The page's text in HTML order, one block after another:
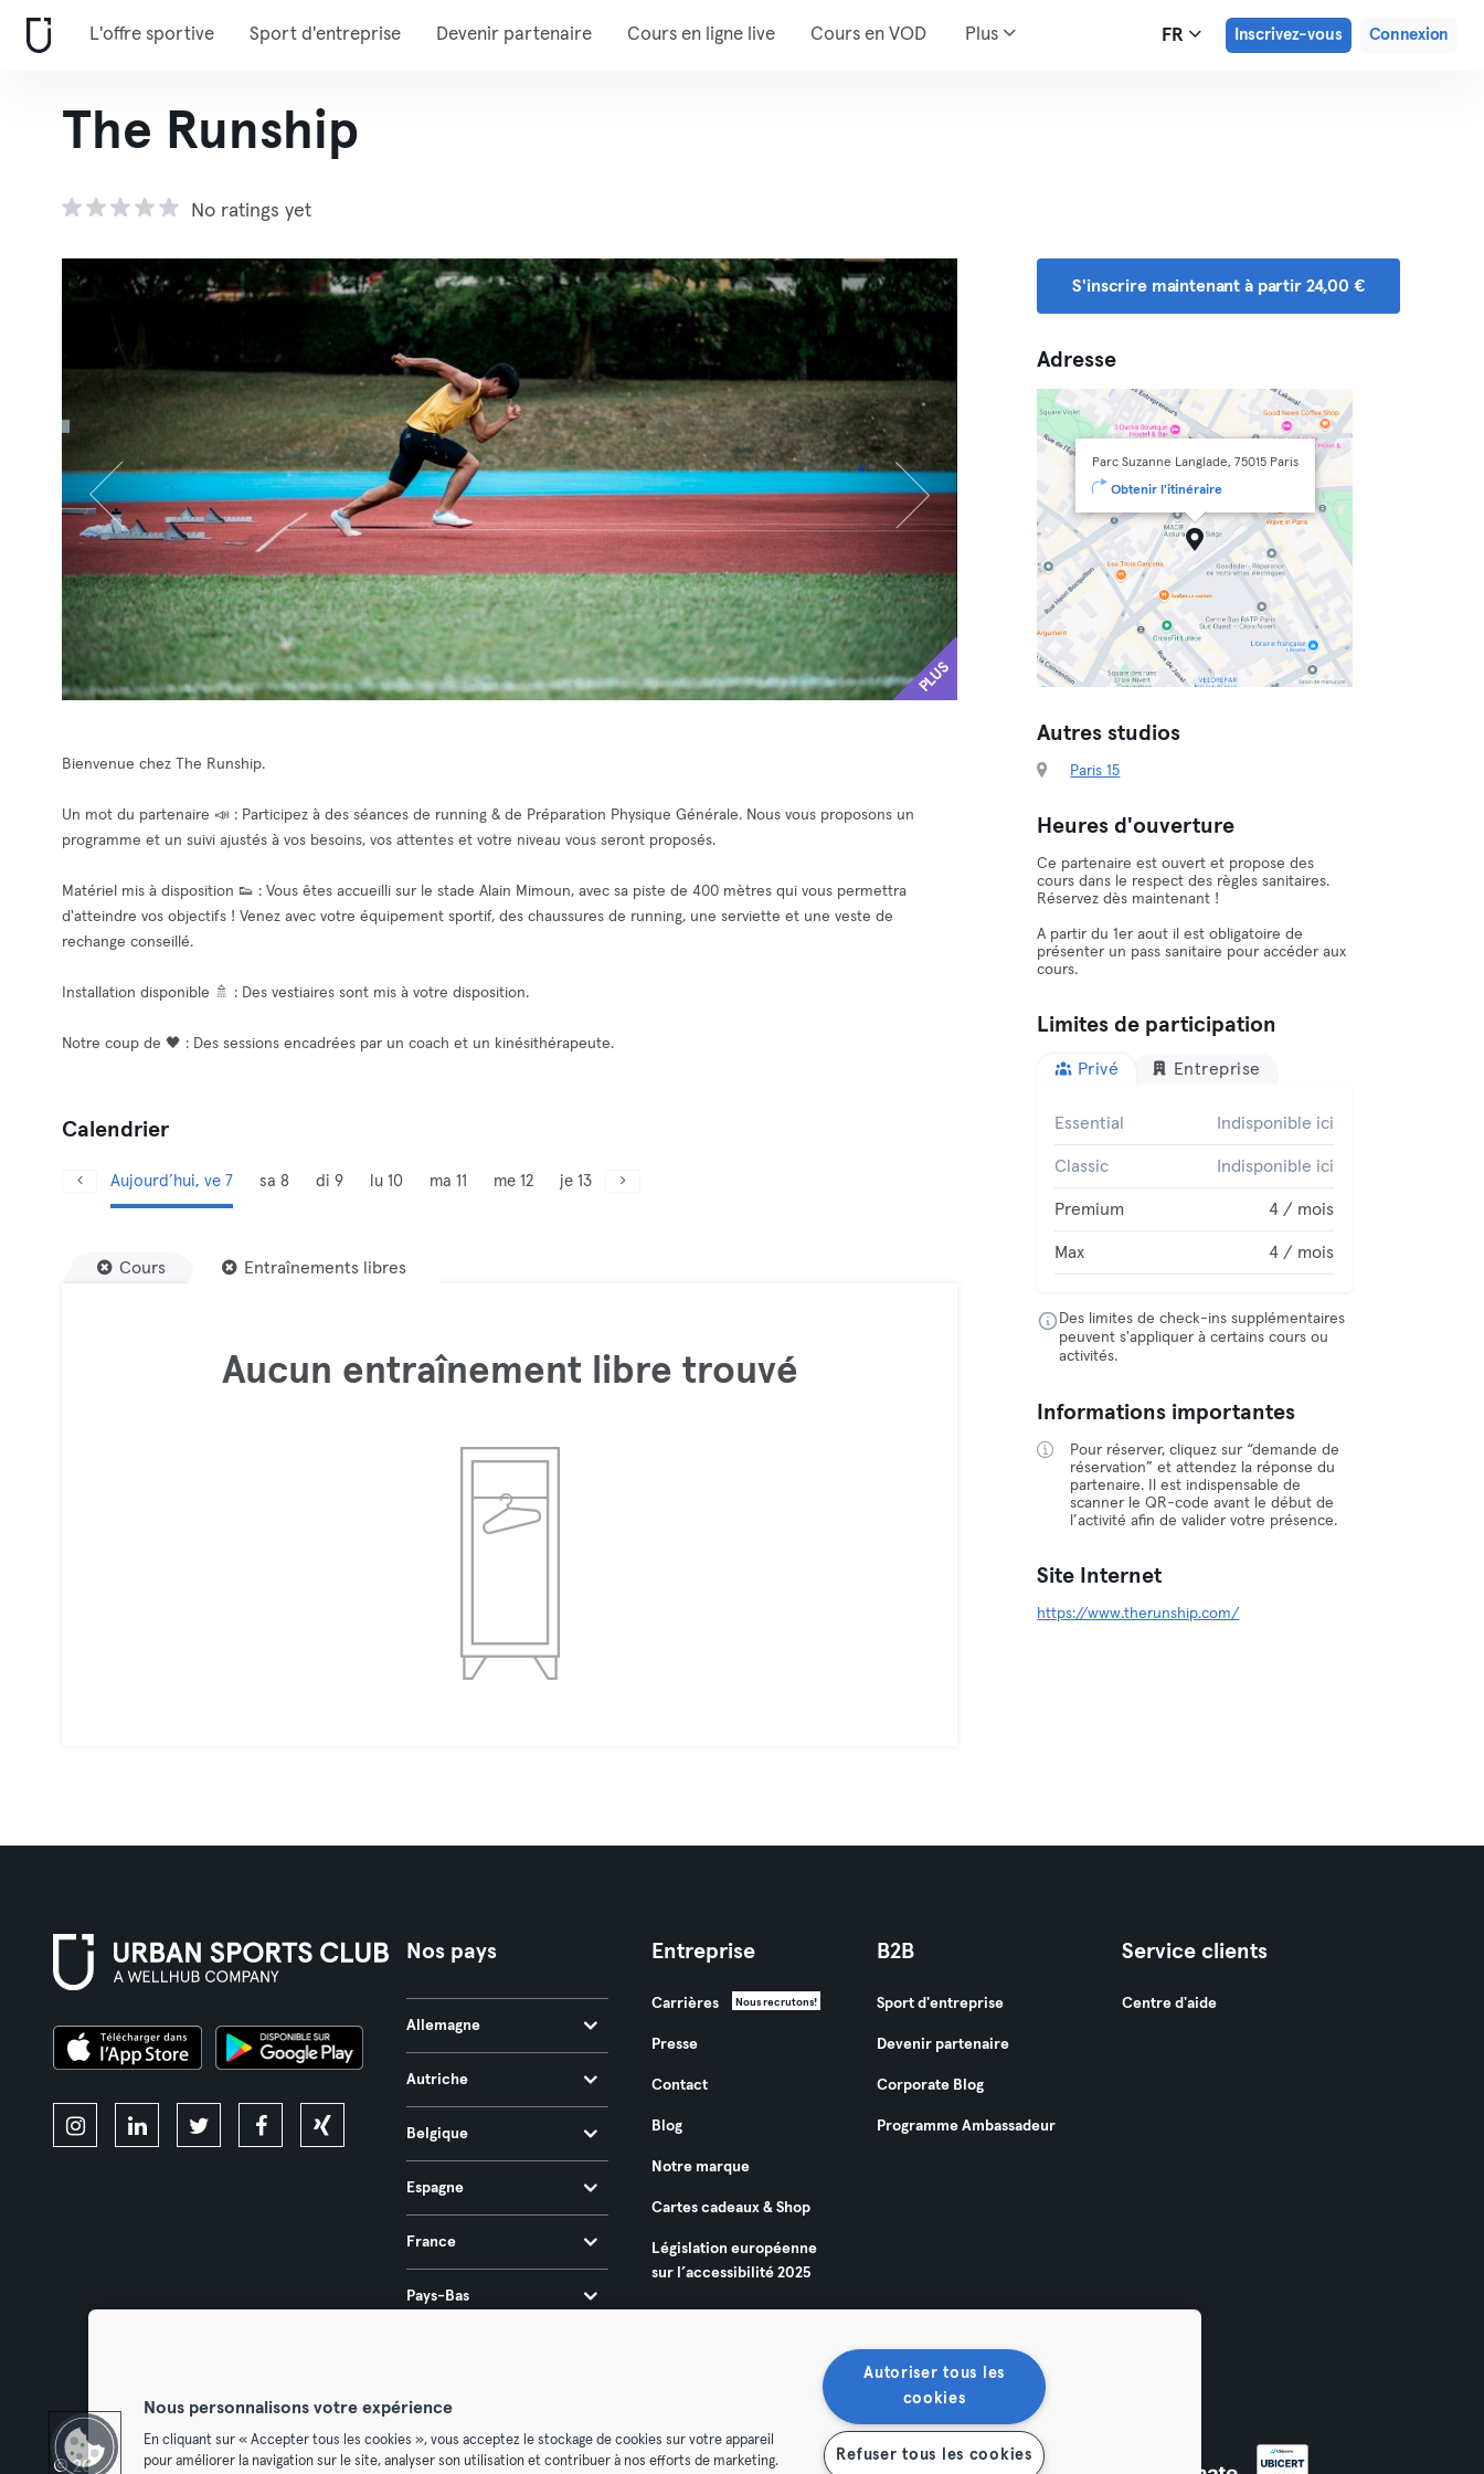
L'offre sportive Sport d'entreprise Devenir partenaire Cours en ligne live Cours en VOD Plus FR Inscrivez-vous Connexion
The Runship
No ratings yet
PLUS
Bienvenue chez The Runship.
Un mot du partenaire 📣 : Participez à des séances de running & de Préparation Physique Générale. Nous vous proposons un
programme et un suivi ajustés à vos besoins, vos attentes et votre niveau vous seront proposés.
Matériel mis à disposition 👟 : Vous êtes accueilli sur le stade Alain Mimoun, avec sa piste de 400 mètres qui vous permettra
d'atteindre vos objectifs ! Venez avec votre équipement sportif, des chaussures de running, une serviette et une veste de
rechange conseillé.
Installation disponible 🚿 : Des vestiaires sont mis à votre disposition.
Notre coup de 🖤 : Des sessions encadrées par un coach et un kinésithérapeute.
Calendrier
Aujourd’hui, ve 7 sa 8 di 9 lu 10 ma 11 me 12 je 13
Cours Entraînements libres
Aucun entraînement libre trouvé
S'inscrire maintenant à partir 24,00 €
Adresse
Parc Suzanne Langlade, 75015 Paris
Obtenir l'itinéraire
Autres studios
Paris 15
Heures d'ouverture
Ce partenaire est ouvert et propose des
cours dans le respect des règles sanitaires.
Réservez dès maintenant !
A partir du 1er aout il est obligatoire de
présenter un pass sanitaire pour accéder aux
cours.
Limites de participation
Privé Entreprise
Essential Indisponible ici
Classic Indisponible ici
Premium 4 / mois
Max 4 / mois
Des limites de check-ins supplémentaires
peuvent s'appliquer à certains cours ou
activités.
Informations importantes
Pour réserver, cliquez sur “demande de
réservation” et attendez la réponse du
partenaire. Il est indispensable de
scanner le QR-code avant le début de
l’activité afin de valider votre présence.
Site Internet
https://www.therunship.com/
Nos pays
Allemagne
Autriche
Belgique
Espagne
France
Pays-Bas
Entreprise
Carrières Nous recrutons!
Presse
Contact
Blog
Notre marque
Cartes cadeaux & Shop
Législation européenne
sur l’accessibilité 2025
B2B
Sport d'entreprise
Devenir partenaire
Corporate Blog
Programme Ambassadeur
Service clients
Centre d'aide
© 2026 Urban Sports Group GmbH. All rights reserved.Conditions générales Politique de confidentialité Mentions légales
Nous personnalisons votre expérience
En cliquant sur « Accepter tous les cookies », vous acceptez le stockage de cookies sur votre appareil
pour améliorer la navigation sur le site, analyser son utilisation et contribuer à nos efforts de marketing.
Autoriser tous les
cookies
Refuser tous les cookies